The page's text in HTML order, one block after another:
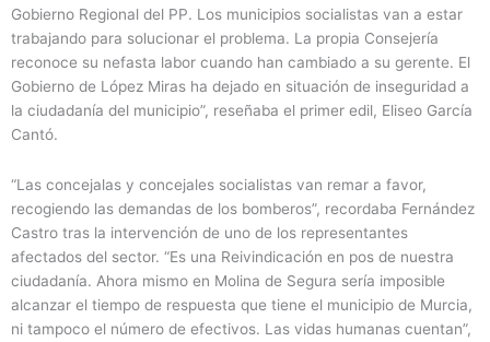
Gobierno Regional del PP. Los municipios socialistas van a estar
trabajando para solucionar el problema. La propia Consejería
reconoce su nefasta labor cuando han cambiado a su gerente. El
Gobierno de López Miras ha dejado en situación de inseguridad a
la ciudadanía del municipio”, reseñaba el primer edil, Eliseo García
Cantó.
“Las concejalas y concejales socialistas van remar a favor,
recogiendo las demandas de los bomberos”, recordaba Fernández
Castro tras la intervención de uno de los representantes
afectados del sector. “Es una Reivindicación en pos de nuestra
ciudadanía. Ahora mismo en Molina de Segura sería imposible
alcanzar el tiempo de respuesta que tiene el municipio de Murcia,
ni tampoco el número de efectivos. Las vidas humanas cuentan”,